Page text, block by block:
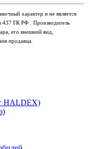
характер и не является
437 ГК РФ . Производитель
его внешний вид,
продавца.
HALDEX)